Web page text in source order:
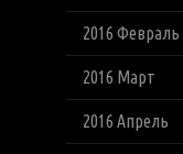
2016 Февраль
2016 Март
2016 Апрель